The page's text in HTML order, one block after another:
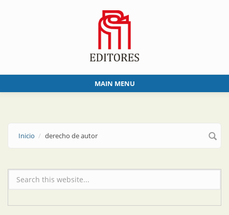
MAIN MENU
Inicio derecho de autor
Formulario de búsqueda